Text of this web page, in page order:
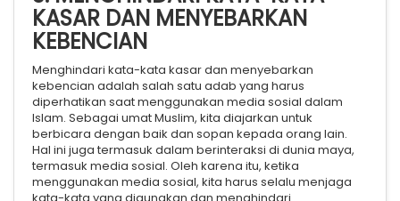
KASAR DAN MENYEBARKAN
KEBENCIAN
Menghindari kata-kata kasar dan menyebarkan
kebencian adalah salah satu adab yang harus
diperhatikan saat menggunakan media sosial dalam
Islam. Sebagai umat Muslim, kita diajarkan untuk
berbicara dengan baik dan sopan kepada orang lain.
Hal ini juga termasuk dalam berinteraksi di dunia maya,
termasuk media sosial. Oleh karena itu, ketika
menggunakan media sosial, kita harus selalu menjaga